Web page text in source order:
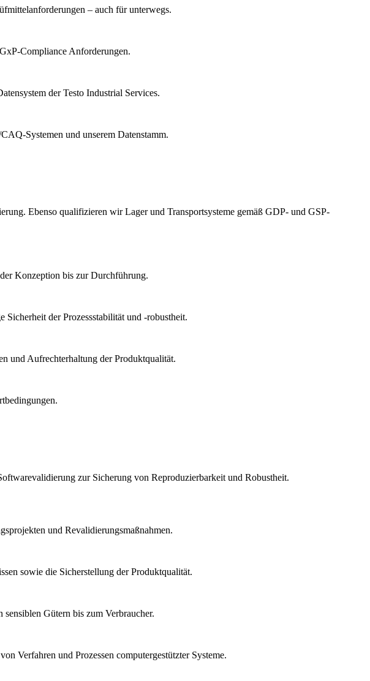
– auch für unterwegs.
Compliance Anforderungen.
der Testo Industrial Services.
Systemen und unserem Datenstamm.
Ebenso qualifizieren wir Lager und Transportsysteme gemäß GDP- und GSP-
Konzeption bis zur Durchführung.
der Prozessstabilität und -robustheit.
und Aufrechterhaltung der Produktqualität.
zur Sicherung von Reproduzierbarkeit und Robustheit.
und Revalidierungsmaßnahmen.
sowie die Sicherstellung der Produktqualität.
Gütern bis zum Verbraucher.
Verfahren und Prozessen computergestützter Systeme.